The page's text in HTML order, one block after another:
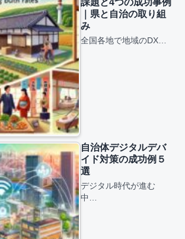
｜県と自治の取り組
み
全国各地で地域のDX…
自治体デジタルデバ
イド対策の成功例５
選
デジタル時代が進む
中…